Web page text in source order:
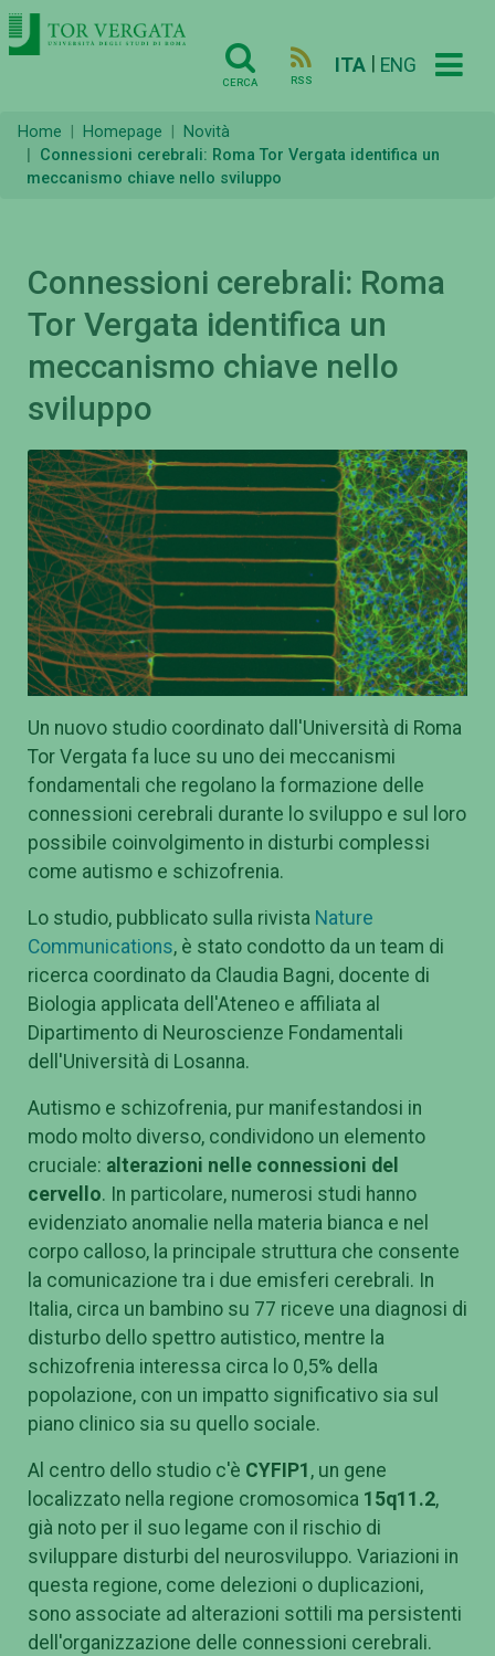
CERCA RSS
ITA ENG
Home Homepage
Novità
Connessioni cerebrali: Roma Tor Vergata identifica un
meccanismo chiave nello sviluppo
Connessioni cerebrali: Roma
Tor Vergata identifica un
meccanismo chiave nello
sviluppo
Un nuovo studio coordinato dall'Università di Roma
Tor Vergata fa luce su uno dei meccanismi
fondamentali che regolano la formazione delle
connessioni cerebrali durante lo sviluppo e sul loro
possibile coinvolgimento in disturbi complessi
come autismo e schizofrenia.
Lo studio, pubblicato sulla rivista Nature
Communications, è stato condotto da un team di
ricerca coordinato da Claudia Bagni, docente di
Biologia applicata dell'Ateneo e affiliata al
Dipartimento di Neuroscienze Fondamentali
dell'Università di Losanna.
Autismo e schizofrenia, pur manifestandosi in
modo molto diverso, condividono un elemento
cruciale: alterazioni nelle connessioni del
cervello. In particolare, numerosi studi hanno
evidenziato anomalie nella materia bianca e nel
corpo calloso, la principale struttura che consente
la comunicazione tra i due emisferi cerebrali. In
Italia, circa un bambino su 77 riceve una diagnosi di
disturbo dello spettro autistico, mentre la
schizofrenia interessa circa lo 0,5% della
popolazione, con un impatto significativo sia sul
piano clinico sia su quello sociale.
Al centro dello studio c'è CYFIP1 , un gene
localizzato nella regione cromosomica 15q11.2,
già noto per il suo legame con il rischio di
sviluppare disturbi del neurosviluppo. Variazioni in
questa regione, come delezioni o duplicazioni,
sono associate ad alterazioni sottili ma persistenti
dell'organizzazione delle connessioni cerebrali.